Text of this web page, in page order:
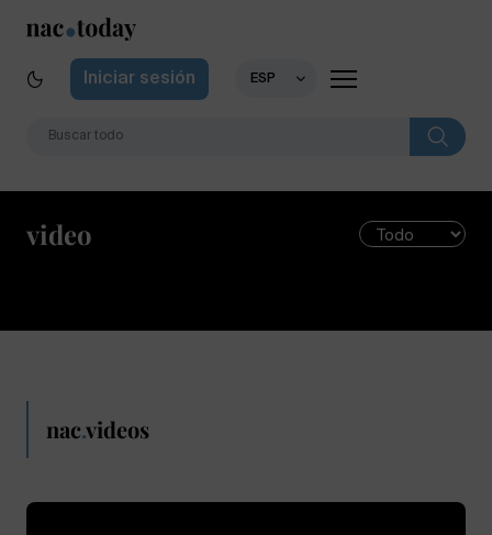
Iniciar sesión ESP
video
nac.videos